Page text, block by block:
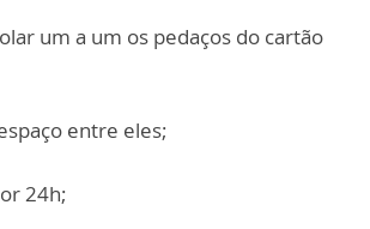
um a um os pedaços do cartão
entre eles;
24h;